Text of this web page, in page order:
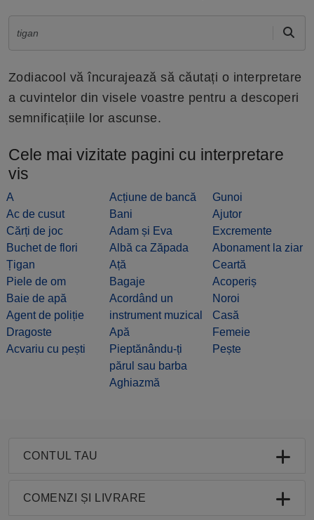
Zodiacool vă încurajează să căutați o interpretare
a cuvintelor din visele voastre pentru a descoperi
semnificațiile lor ascunse.
Cele mai vizitate pagini cu interpretare
vis
A
Ac de cusut
Cărți de joc
Buchet de flori
Țigan
Piele de om
Baie de apă
Agent de poliție
Dragoste
Acvariu cu pești
Acțiune de bancă
Bani
Adam și Eva
Albă ca Zăpada
Ață
Bagaje
Acordând un
instrument muzical
Apă
Pieptănându-ți
părul sau barba
Aghiazmă
Gunoi
Ajutor
Excremente
Abonament la ziar
Ceartă
Acoperiș
Noroi
Casă
Femeie
Pește
CONTUL TAU
COMENZI ȘI LIVRARE